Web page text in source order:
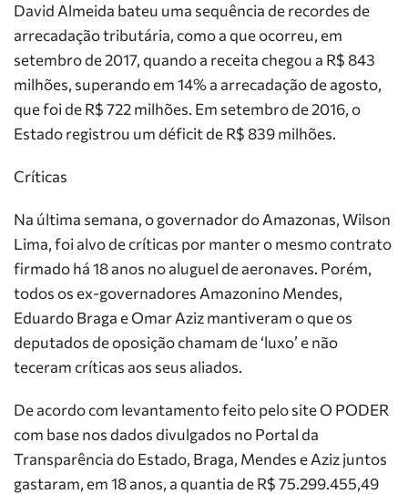
David Almeida bateu uma sequência de recordes de
arrecadação tributária, como a que ocorreu, em
setembro de 2017, quando a receita chegou a R$ 843
milhões, superando em 14% a arrecadação de agosto,
que foi de R$ 722 milhões. Em setembro de 2016, o
Estado registrou um déficit de R$ 839 milhões.
Críticas
Na última semana, o governador do Amazonas, Wilson
Lima, foi alvo de críticas por manter o mesmo contrato
firmado há 18 anos no aluguel de aeronaves. Porém,
todos os ex-governadores Amazonino Mendes,
Eduardo Braga e Omar Aziz mantiveram o que os
deputados de oposição chamam de ‘luxo’ e não
teceram críticas aos seus aliados.
De acordo com levantamento feito pelo site O PODER
com base nos dados divulgados no Portal da
Transparência do Estado, Braga, Mendes e Aziz juntos
gastaram, em 18 anos, a quantia de R$ 75.299.455,49